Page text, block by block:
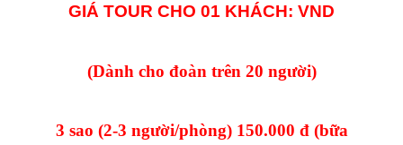
GIÁ TOUR CHO 01 KHÁCH: VND
(Dành cho đoàn trên 20 người)
3 sao (2-3 người/phòng) 150.000 đ (bữa